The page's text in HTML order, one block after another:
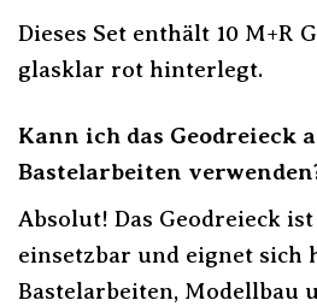
Dieses Set enthält 10 M+R
glasklar rot hinterlegt.
Kann ich das Geodreieck
Bastelarbeiten
Absolut! Das Geodreieck
einsetzbar und eignet sich
Bastelarbeiten, Modellbau